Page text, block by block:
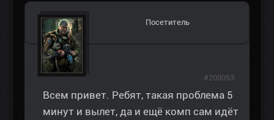
Посетитель
Всем привет. Ребят, такая проблема 5
минут и вылет, да и ещё комп сам идёт
#208053